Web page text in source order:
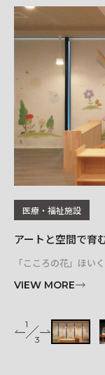
施工事例
医療・福祉施設
アートと空間で育
「こころの花」ほい
VIEW MORE
1
2 3